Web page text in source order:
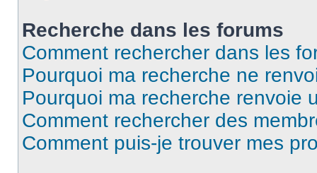
Recherche dans les forums
Comment rechercher dans les
Pourquoi ma recherche ne
Pourquoi ma recherche renvoie
Comment rechercher des
Comment puis-je trouver mes